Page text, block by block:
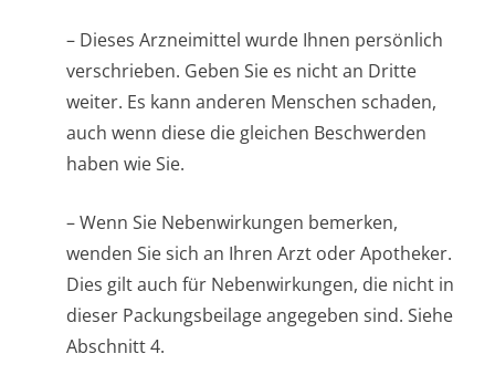
– Dieses Arzneimittel wurde Ihnen persönlich
verschrieben. Geben Sie es nicht an Dritte
weiter. Es kann anderen Menschen schaden,
auch wenn diese die gleichen Beschwerden
haben wie Sie.
– Wenn Sie Nebenwirkungen bemerken,
wenden Sie sich an Ihren Arzt oder Apotheker.
Dies gilt auch für Nebenwirkungen, die nicht in
dieser Packungsbeilage angegeben sind. Siehe
Abschnitt 4.